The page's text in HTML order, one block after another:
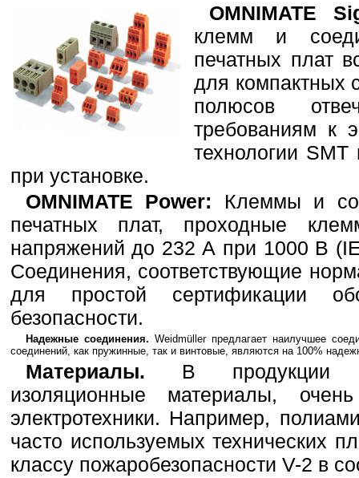
OMNIMATE
клемм и
печатных плат
для компактных
полюсов
требованиям к
технологии
при установке.
OMNIMATE Power: Клеммы и
печатных плат, проходные
напряжений до 232 А при 1000 В
Соединения, соответствующие
для простой сертификации
безопасности.
Надежные соединения. Weidmüller предлагает наилучшее
соединений, как пружинные, так и винтовые, являются на 100%
Материалы. В продукции
изоляционные материалы,
электротехники. Например,
часто используемых технических
классу пожаробезопасности V-2 в